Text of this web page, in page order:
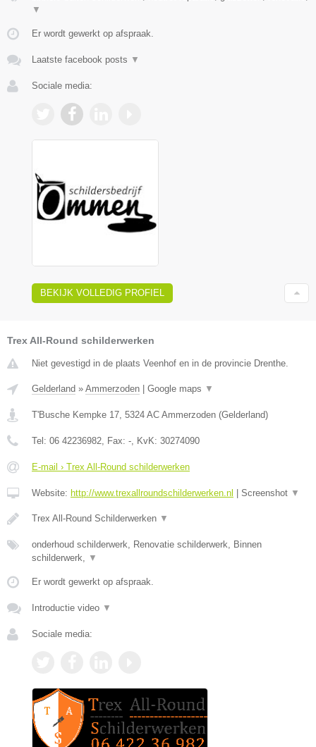
▼
Er wordt gewerkt op afspraak.
Laatste facebook posts ▼
Sociale media:
BEKIJK VOLLEDIG PROFIEL
Trex All-Round schilderwerken
Niet gevestigd in de plaats Veenhof en in de provincie Drenthe.
Gelderland » Ammerzoden Google maps ▼
T'Busche Kempke 17, 5324 AC Ammerzoden (Gelderland)
Tel: 06 42236982, Fax: -, KvK: 30274090
E-mail › Trex All-Round schilderwerken
Website: http://www.trexallroundschilderwerken.nl Screenshot ▼
Trex All-Round Schilderwerken ▼
onderhoud schilderwerk, Renovatie schilderwerk, Binnen
schilderwerk, ▼
Er wordt gewerkt op afspraak.
Introductie video ▼
Sociale media: